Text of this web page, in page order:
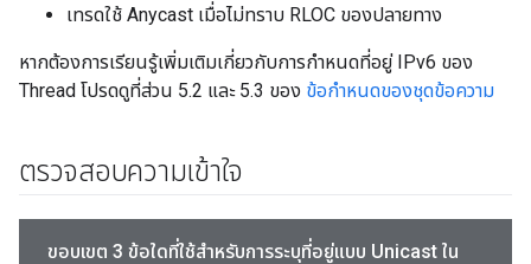
เทรดใช้ Anycast เมื่อไม่ทราบ RLOC ของปลายทาง
หากต้องการเรียนรู้เพิ่มเติมเกี่ยวกับการกำหนดที่อยู่ IPv6 ของ
Thread โปรดดูที่ส่วน 5.2 และ 5.3 ของ ข้อกำหนดของชุดข้อความ
ตรวจสอบความเข้าใจ
ขอบเขต 3 ข้อใดที่ใช้สำหรับการระบุที่อยู่แบบ Unicast ใน